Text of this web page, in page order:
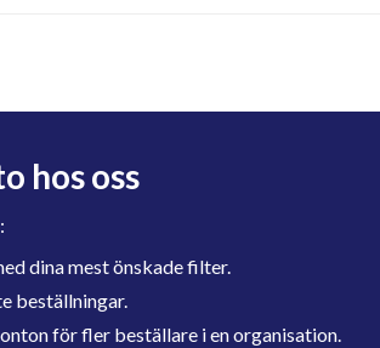
hos oss
dina mest önskade filter.
beställningar.
för fler beställare i en organisation.